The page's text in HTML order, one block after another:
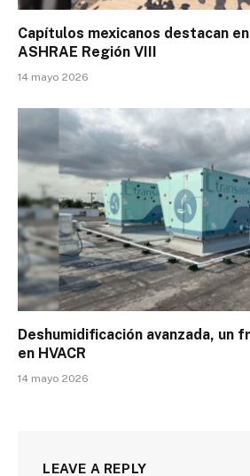
Capítulos mexicanos destacan
ASHRAE Región VIII
14 mayo 2026
Deshumidificación avanzada, un
en HVACR
14 mayo 2026
LEAVE A REPLY